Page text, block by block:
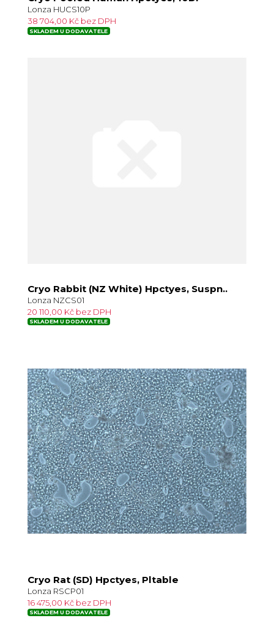
Lonza HUCS10P
38 704,00 Kč bez DPH
SKLADEM U DODAVATELE
Cryo Rabbit (NZ White) Hpctyes, Suspn..
Lonza NZCS01
20 110,00 Kč bez DPH
SKLADEM U DODAVATELE
Cryo Rat (SD) Hpctyes, Pltable
Lonza RSCP01
16 475,00 Kč bez DPH
SKLADEM U DODAVATELE